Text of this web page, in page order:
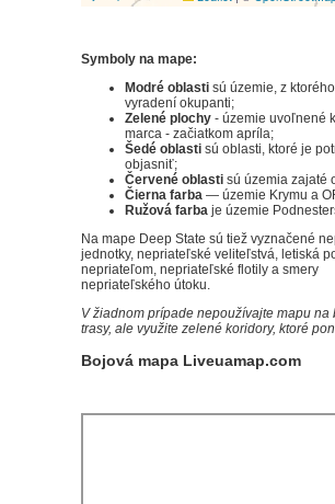
Symboly na mape:
Modré oblasti sú územie, z
vyradení okupanti;
Zelené plochy - územie uvoľnené
marca - začiatkom apríla;
Šedé oblasti sú oblasti, ktoré je
objasniť;
Červené oblasti sú územia zajaté
Čierna farba — územie Krymu a
Ružová farba je územie
Na mape Deep State sú tiež vyznačené
jednotky, nepriateľské veliteľstvá, letiská
nepriateľom, nepriateľské flotily a smery
nepriateľského útoku.
V žiadnom prípade nepoužívajte mapu na
trasy, ale využite zelené koridory, ktoré
Bojová mapa Liveuamap.com